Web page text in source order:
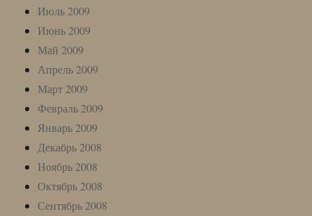
Июль 2009
Июнь 2009
Май 2009
Апрель 2009
Март 2009
Февраль 2009
Январь 2009
Декабрь 2008
Ноябрь 2008
Октябрь 2008
Сентябрь 2008